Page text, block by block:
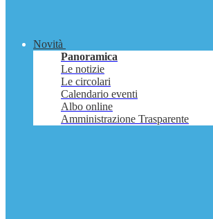
Novità
Panoramica
Le notizie
Le circolari
Calendario eventi
Albo online
Amministrazione Trasparente